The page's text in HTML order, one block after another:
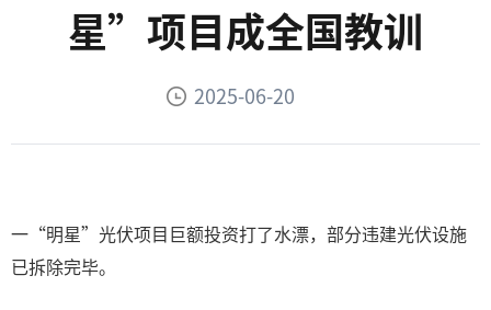
星”项目成全国教训
2025-06-20
一“明星”光伏项目巨额投资打了水漂，部分违建光伏设施
已拆除完毕。